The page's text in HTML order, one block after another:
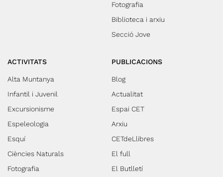
Fotografia
Biblioteca i arxiu
Secció Jove
ACTIVITATS
Alta Muntanya
Infantil i Juvenil
Excursionisme
Espeleologia
Esquí
Ciències Naturals
Fotografia
PUBLICACIONS
Blog
Actualitat
Espai CET
Arxiu
CETdeLlibres
El full
El Butlletí